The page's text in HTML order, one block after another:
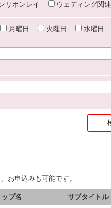
リボンレイ
ウェディング関連
月曜日 火曜日 水曜日
お申込みも可能です。
プ名 サブタイトル